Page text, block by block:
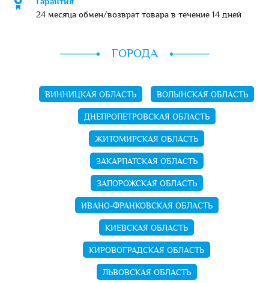
Гарантия
24 месяца обмен/возврат товара в течение 14 дней
ГОРОДА
ВИННИЦКАЯ ОБЛАСТЬ
ВОЛЫНСКАЯ ОБЛАСТЬ
ДНЕПРОПЕТРОВСКАЯ ОБЛАСТЬ
ЖИТОМИРСКАЯ ОБЛАСТЬ
ЗАКАРПАТСКАЯ ОБЛАСТЬ
ЗАПОРОЖСКАЯ ОБЛАСТЬ
ИВАНО-ФРАНКОВСКАЯ ОБЛАСТЬ
КИЕВСКАЯ ОБЛАСТЬ
КИРОВОГРАДСКАЯ ОБЛАСТЬ
ЛЬВОВСКАЯ ОБЛАСТЬ